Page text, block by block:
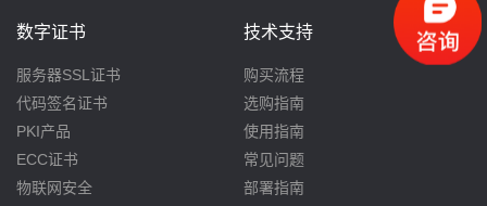
数字证书
服务器SSL证书
代码签名证书
PKI产品
ECC证书
物联网安全
技术支持
购买流程
选购指南
使用指南
常见问题
部署指南